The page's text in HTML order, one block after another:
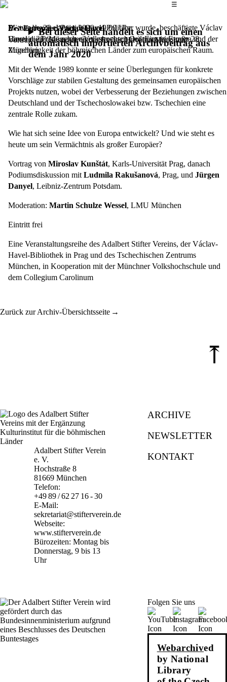
Das
☰
Bei dieser Seite handelt es sich um einen
automatisch importierten Archivbeitrag aus
dem Jahr 2020
Der Europäer Václav Havel
Vortrag und Gespräch in der Reihe „Havel in München“
Bereits bevor er Präsident und Politiker wurde, beschäftigte Václav
Havel die Frage nach einer gerechten Ordnung in Europa und der
Zugehörigkeit der böhmischen Länder zum europäischen Raum.
Mit der Wende 1989 konnte er seine Überlegungen für konkrete
Vorschläge zur stabilen Gestaltung des gemeinsamen europäischen
Projekts nutzen, wobei der Verbesserung der Beziehungen zwischen
Deutschland und der Tschechoslowakei bzw. Tschechien eine
zentrale Rolle zukam.
Wie hat sich seine Idee von Europa entwickelt? Und wie steht es
heute um sein Vermächtnis als großer Europäer?
Vortrag von Miroslav Kunštát, Karls-Universität Prag, danach
Podiumsdiskussion mit Ludmila Rakušanová, Prag, und Jürgen
Danyel, Leibniz-Zentrum Potsdam.
Moderation: Martin Schulze Wessel, LMU München
Eintritt frei
Eine Veranstaltungsreihe des Adalbert Stifter Vereins, der Václav-
Havel-Bibliothek in Prag und des Tschechischen Zentrums
München, in Kooperation mit der Münchner Volkshochschule und
dem Collegium Carolinum
Mittwoch, 22. Januar 2020,19.00 Uhr
Einstein 28 (Münchner Volkshochschule), Einsteinstraße 28,
München
Zurück zur Archiv-Übersichtsseite
⤒
Adalbert Stifter Verein
e. V.
Hochstraße 8
81669 München
Telefon:
+49 89 / 62 27 16 - 30
E-Mail:
sekretariat@stifterverein.de
Webseite:
www.stifterverein.de
Bürozeiten: Montag bis
Donnerstag, 9 bis 13
Uhr
ARCHIVE
NEWSLETTER
KONTAKT
Folgen Sie uns
Webarchived
by National
Library